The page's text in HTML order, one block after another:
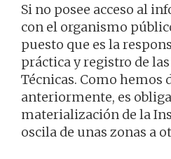
Si no posee acceso al
con el organismo
puesto que es la
práctica y registro de
Técnicas. Como hemos
anteriormente, es
materialización de la
oscila de unas zonas a